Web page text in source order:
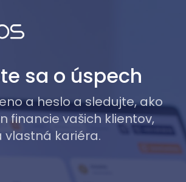
sa o úspech
a heslo a sledujte, ako
financie vašich klientov,
vlastná kariéra.